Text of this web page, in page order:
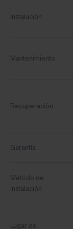
Instalación
Mantenimiento
Recuperación
Garantía
Método de
Instalación
Lugar de